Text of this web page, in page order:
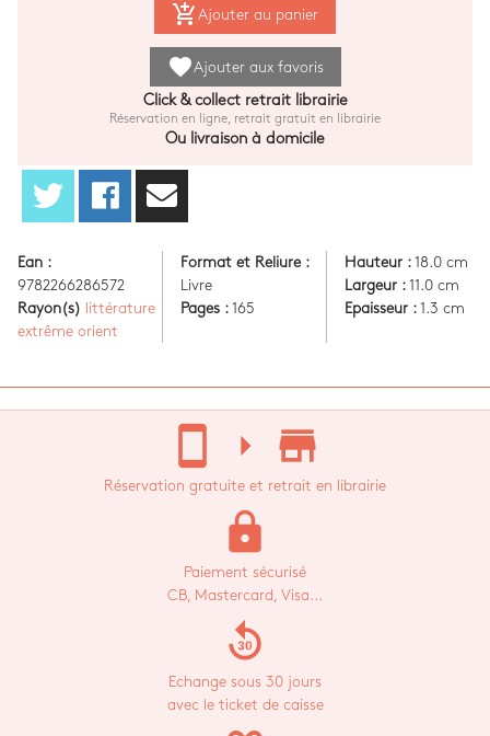
add_shopping_cart Ajouter au panier
favorite Ajouter aux favoris
Click & collect retrait librairie
Réservation en ligne, retrait gratuit en librairie
Ou livraison à domicile
Ean :
9782266286572
Rayon(s)
littérature
extrême orient
Format et Reliure :
Livre
Pages : 165
Hauteur :18.0 cm
Largeur :11.0 cm
Epaisseur :1.3 cm
stay_current_portrait arrow_right store_mall_directory
Réservation gratuite et retrait en librairie
lock
Paiement sécurisé
CB, Mastercard, Visa...
replay_30
Echange sous 30 jours
avec le ticket de caisse